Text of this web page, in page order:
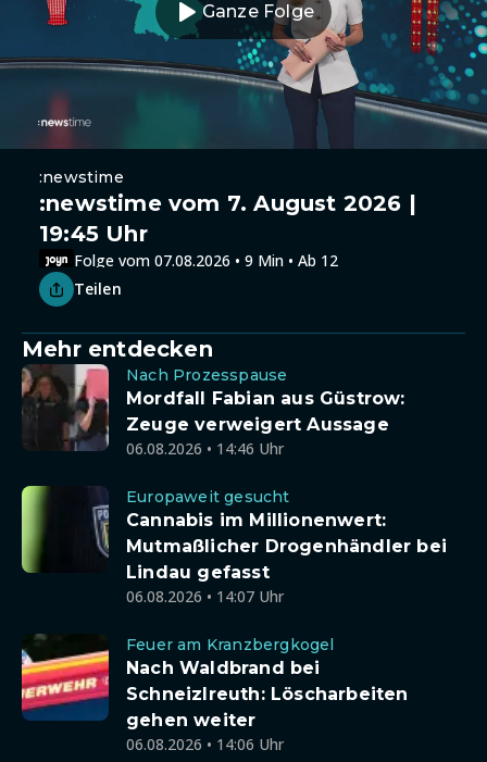
Ganze Folge
:newstime
:newstime vom 7. August 2026 |
19:45 Uhr
Folge vom 07.08.2026 • 9 Min • Ab 12
Teilen
Mehr entdecken
Nach Prozesspause
Mordfall Fabian aus Güstrow:
Zeuge verweigert Aussage
06.08.2026 • 14:46 Uhr
Europaweit gesucht
Cannabis im Millionenwert:
Mutmaßlicher Drogenhändler bei
Lindau gefasst
06.08.2026 • 14:07 Uhr
Feuer am Kranzbergkogel
Nach Waldbrand bei
Schneizlreuth: Löscharbeiten
gehen weiter
06.08.2026 • 14:06 Uhr